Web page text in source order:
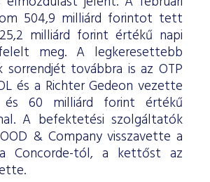
504,9 milliárd forintot tett
milliárd forint értékű napi
meg. A legkeresettebb
sorrendjét továbbra is az OTP
és a Richter Gedeon vezette
és 60 milliárd forint értékű
A befektetési szolgáltatók
& Company visszavette a
Concorde-tól, a kettőst az